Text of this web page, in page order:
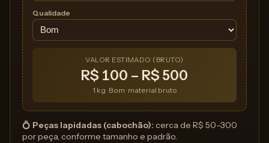
Qualidade
VALOR ESTIMADO (BRUTO)
R$ 100 – R$ 500
1 kg · Bom · material bruto
💍 Peças lapidadas (cabochão): cerca de R$ 50–300
por peça, conforme tamanho e padrão.